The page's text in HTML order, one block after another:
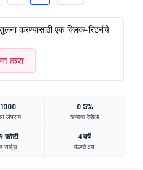
करण्यासाठी एक क्लिक-रिटर्नचे
करा
लंपसम
0.5%
खर्चाचा रेशिओ
कोटी
साईझ
4 वर्षे
फंडचे वय